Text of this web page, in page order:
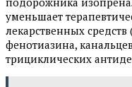
уменьшает
лекарственных
фенотиазина,
трициклических